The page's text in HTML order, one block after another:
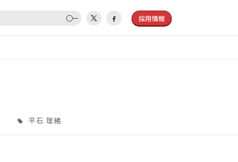
採用情報
平石 理緒